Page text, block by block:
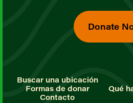
Donate
Buscar una ubicación
Formas de donar
Qué
Contacto